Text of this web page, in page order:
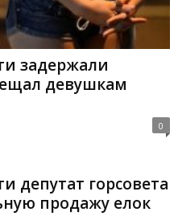
задержали
девушкам
0
депутат горсовета
продажу елок